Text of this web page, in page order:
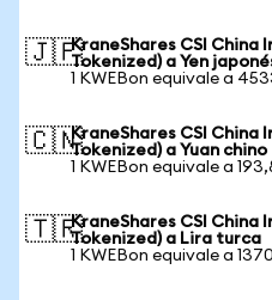
🇯🇵KraneShares CSI China
Tokenized) a Yen
1 KWEBon equivale a
🇨🇳KraneShares CSI China
Tokenized) a Yuan chino
1 KWEBon equivale a
🇹🇷KraneShares CSI China
Tokenized) a Lira turca
1 KWEBon equivale a